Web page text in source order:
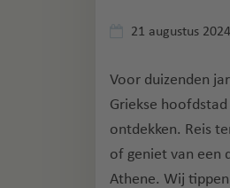
21 augustus 2024
Voor duizenden
Griekse
ontdekken. Reis
of geniet van een
Athene. Wij